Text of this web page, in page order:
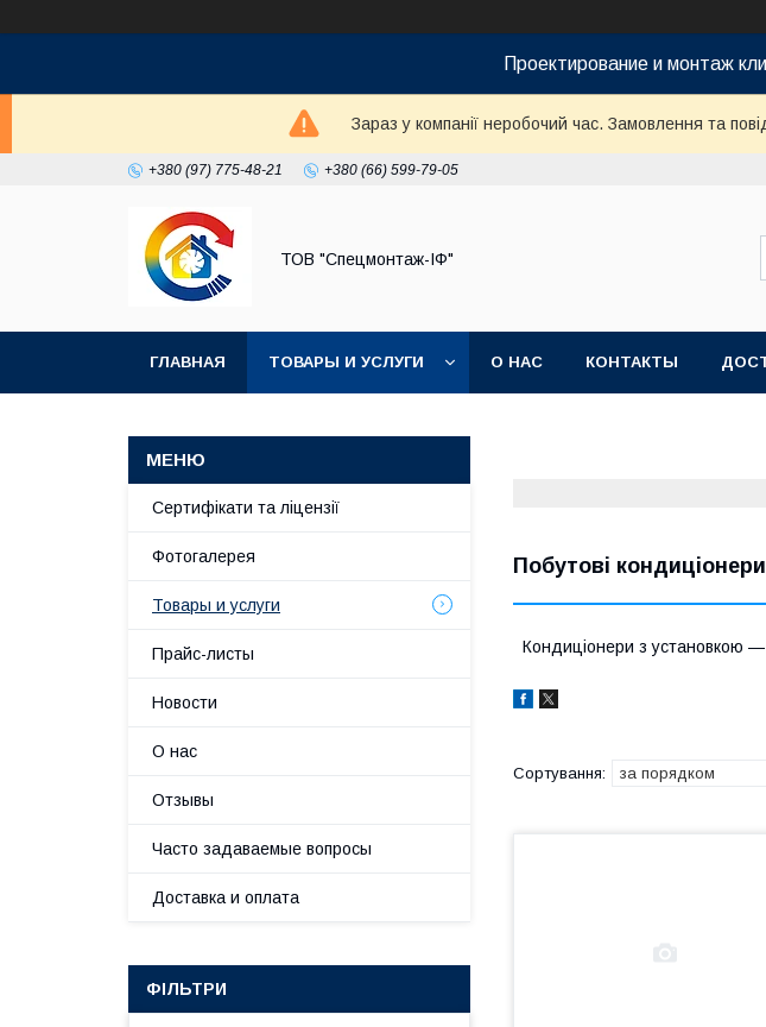
Проектирование и монтаж
Зараз у компанії неробочий час. Замовлення та
+380 (97) 775-48-21 +380 (66) 599-79-05
ТОВ "Спецмонтаж-ІФ"
ГЛАВНАЯ ТОВАРЫ И УСЛУГИ О НАС КОНТАКТЫ
Побутові кондиціонери
Кондиціонери з установкою
Сертифікати та ліцензії
Фотогалерея
Товары и услуги
Прайс-листы
Новости
О нас
Отзывы
Часто задаваемые вопросы
Доставка и оплата
ФІЛЬТРИ